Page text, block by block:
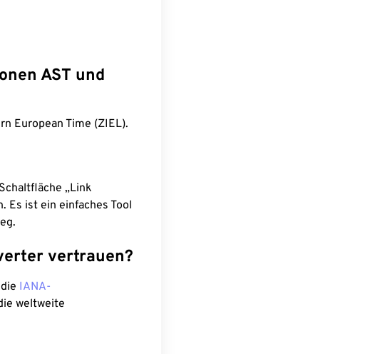
AST und
European Time (ZIEL).
„Link
Es ist ein einfaches Tool
vertrauen?
IANA-
weltweite